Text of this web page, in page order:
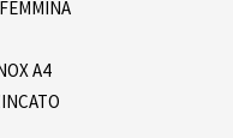
A4